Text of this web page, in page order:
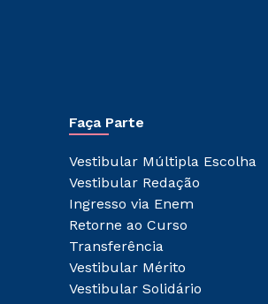
Faça Parte
Vestibular Múltipla Escolha
Vestibular Redação
Ingresso via Enem
Retorne ao Curso
Transferência
Vestibular Mérito
Vestibular Solidário